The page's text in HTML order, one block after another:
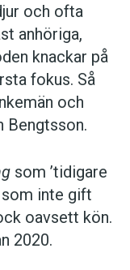
och ofta
anhöriga,
knackar på
fokus. Så
och
Bengtsson.
som ’tidigare
inte gift
oavsett kön.
2020.